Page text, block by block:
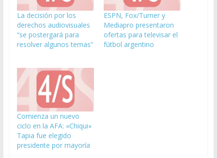
La decisión por los
derechos audiovisuales
“se postergará para
resolver algunos temas”
ESPN, Fox/Turner y
Mediapro presentaron
ofertas para televisar el
fútbol argentino
Comienza un nuevo
ciclo en la AFA: «Chiqui»
Tapia fue elegido
presidente por mayoría